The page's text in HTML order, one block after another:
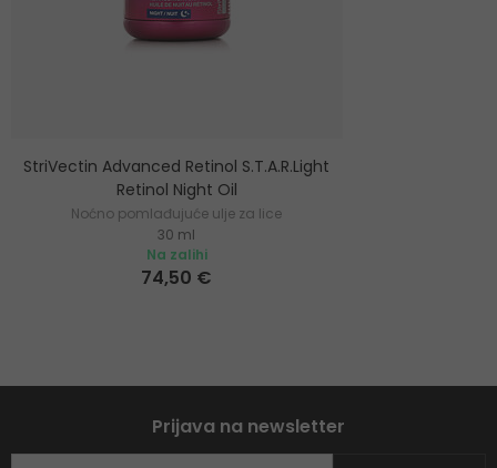
StriVectin Advanced Retinol S.T.A.R.Light
Retinol Night Oil
Noćno pomlađujuće ulje za lice
30 ml
Na zalihi
74,50 €
Prijava na newsletter